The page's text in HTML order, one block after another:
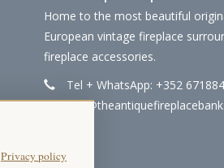
Home to the most beautiful
European vintage fireplace
fireplace accessories.
Tel + WhatsApp: +352
Privacy policy